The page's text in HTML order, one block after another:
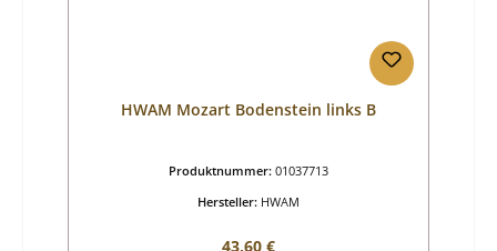
HWAM Mozart Bodenstein links B
Produktnummer: 01037713
Hersteller: HWAM
Regulärer Preis:
43,60 €